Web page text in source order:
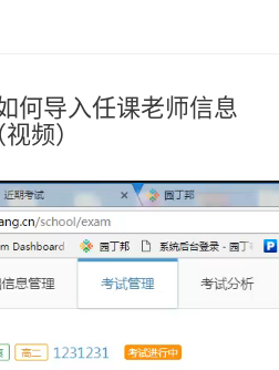
何导入任课老师信息
视频）